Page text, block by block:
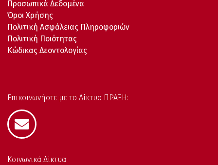
Προσωπικά Δεδομένα
Όροι Χρήσης
Πολιτική Ασφάλειας Πληροφοριών
Πολιτική Ποιότητας
Κώδικας Δεοντολογίας
Επικοινωνήστε με το Δίκτυο ΠΡΑΞΗ:
Κοινωνικά Δίκτυα